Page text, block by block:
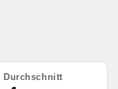
Durchschnitt